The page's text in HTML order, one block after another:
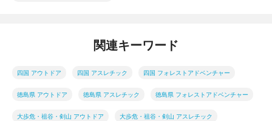
関連キーワード
四国 アウトドア 四国 アスレチック 四国 フォレストアドベンチャー
徳島県 アウトドア 徳島県 アスレチック 徳島県 フォレストアドベンチャー
大歩危・祖谷・剣山 アウトドア 大歩危・祖谷・剣山 アスレチック